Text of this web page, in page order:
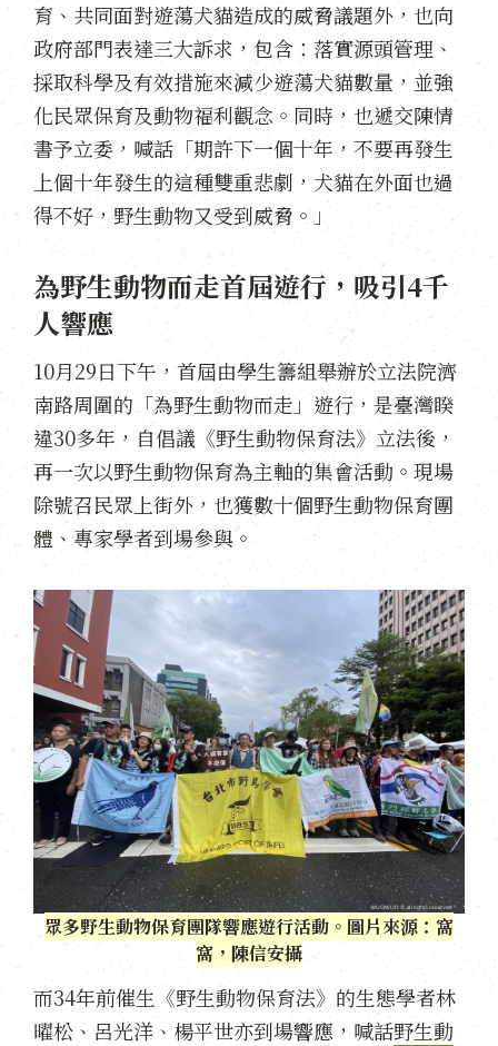
育、共同面對遊蕩犬貓造成的威脅議題外，也向
政府部門表達三大訴求，包含：落實源頭管理、
採取科學及有效措施來減少遊蕩犬貓數量，並強
化民眾保育及動物福利觀念。同時，也遞交陳情
書予立委，喊話「期許下一個十年，不要再發生
上個十年發生的這種雙重悲劇，犬貓在外面也過
得不好，野生動物又受到威脅。」
為野生動物而走首屆遊行，吸引4千
人響應
10月29日下午，首屆由學生籌組舉辦於立法院濟
南路周圍的「為野生動物而走」遊行，是臺灣睽
違30多年，自倡議《野生動物保育法》立法後，
再一次以野生動物保育為主軸的集會活動。現場
除號召民眾上街外，也獲數十個野生動物保育團
體、專家學者到場參與。
眾多野生動物保育團隊響應遊行活動。圖片來源：窩
窩，陳信安攝
而34年前催生《野生動物保育法》的生態學者林
曜松、呂光洋、楊平世亦到場響應，喊話野生動